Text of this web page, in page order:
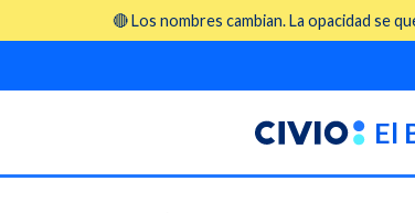
🔴 Los nombres cambian. La opacidad se
El